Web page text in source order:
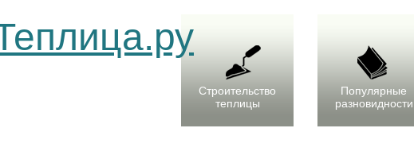
Строительство
теплицы
Популярные
разновидности